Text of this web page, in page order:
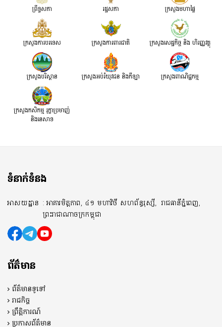
ព្រឹទ្ធសភា រដ្ឋសភា ក្រសួងមហាផ្ទៃ
ក្រសួងការបរទេស ក្រសួងការពារជាតិ ក្រសួង​សេដ្ឋកិច្ច និង ហិរញ្ញវត្ថុ
ក្រសួងបរិស្ថាន ក្រសួងអប់រំយុវជន និងកីឡា ក្រសួងពាណិជ្ជកម្ម
ក្រសួងកសិកម្ម រុក្ខាប្រមាញ់
និងនេសាទ
ទំនាក់ទំនង
អាសយដ្ឋាន : អាគារមិត្តភាព, ៤១ មហាវិថី សហព័ន្ធរុស្សី, រាជធានីភ្នំពេញ,
ព្រះរាជាណាចក្រកម្ពុជា
ព័ត៌មាន
ព័ត៌មានទូទៅ
រាជកិច្ច
ព្រឹត្តិការណ៍
ប្រកាសព័ត៌មាន